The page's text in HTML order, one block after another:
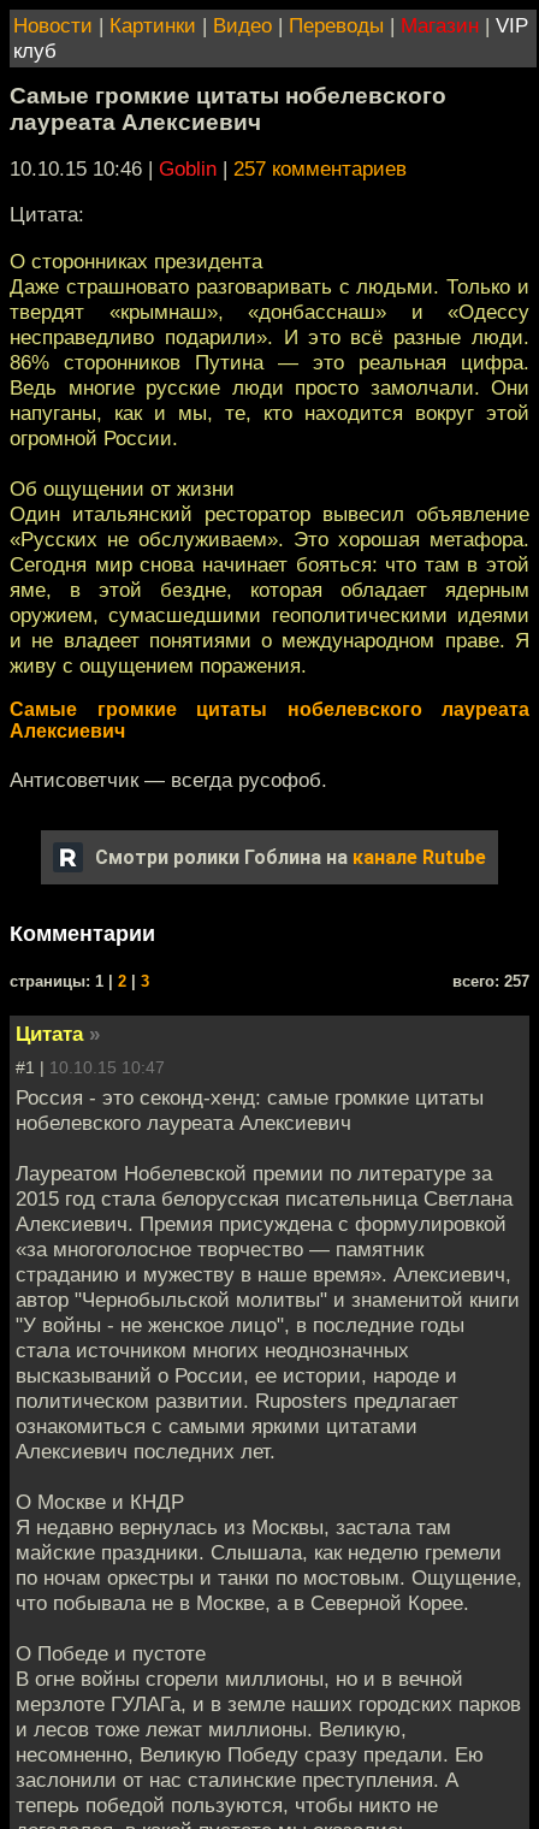
Новости | Картинки | Видео | Переводы | Магазин | VIP
клуб
Самые громкие цитаты нобелевского
лауреата Алексиевич
10.10.15 10:46 | Goblin | 257 комментариев
Цитата:
О сторонниках президента
Даже страшновато разговаривать с людьми. Только и
твердят «крымнаш», «донбасснаш» и «Одессу
несправедливо подарили». И это всё разные люди.
86% сторонников Путина — это реальная цифра.
Ведь многие русские люди просто замолчали. Они
напуганы, как и мы, те, кто находится вокруг этой
огромной России.
Об ощущении от жизни
Один итальянский ресторатор вывесил объявление
«Русских не обслуживаем». Это хорошая метафора.
Сегодня мир снова начинает бояться: что там в этой
яме, в этой бездне, которая обладает ядерным
оружием, сумасшедшими геополитическими идеями
и не владеет понятиями о международном праве. Я
живу с ощущением поражения.
Самые громкие цитаты нобелевского лауреата
Алексиевич
Антисоветчик — всегда русофоб.
Смотри ролики Гоблина на канале Rutube
Комментарии
cтраницы: 1 | 2 3 всего: 257
Цитата »
#1 | 10.10.15 10:47
Россия - это секонд-хенд: самые громкие цитаты
нобелевского лауреата Алексиевич
Лауреатом Нобелевской премии по литературе за
2015 год стала белорусская писательница Светлана
Алексиевич. Премия присуждена с формулировкой
«за многоголосное творчество — памятник
страданию и мужеству в наше время». Алексиевич,
автор "Чернобыльской молитвы" и знаменитой книги
"У войны - не женское лицо", в последние годы
стала источником многих неоднозначных
высказываний о России, ее истории, народе и
политическом развитии. Ruposters предлагает
ознакомиться с самыми яркими цитатами
Алексиевич последних лет.
О Москве и КНДР
Я недавно вернулась из Москвы, застала там
майские праздники. Слышала, как неделю гремели
по ночам оркестры и танки по мостовым. Ощущение,
что побывала не в Москве, а в Северной Корее.
О Победе и пустоте
В огне войны сгорели миллионы, но и в вечной
мерзлоте ГУЛАГа, и в земле наших городских парков
и лесов тоже лежат миллионы. Великую,
несомненно, Великую Победу сразу предали. Ею
заслонили от нас сталинские преступления. А
теперь победой пользуются, чтобы никто не